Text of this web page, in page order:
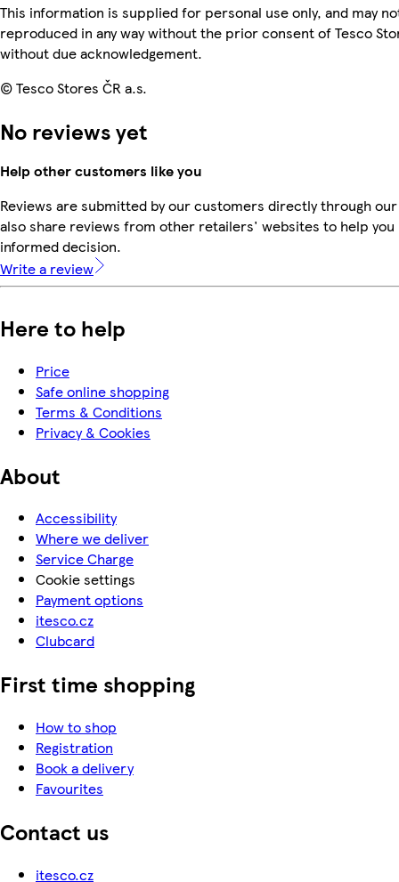
This information is supplied for personal use only, and may
reproduced in any way without the prior consent of Tesco
without due acknowledgement.
© Tesco Stores ČR a.s.
No reviews yet
Help other customers like you
Reviews are submitted by our customers directly through
also share reviews from other retailers' websites to help you
informed decision.
Write a review
Here to help
Price
Safe online shopping
Terms & Conditions
Privacy & Cookies
About
Accessibility
Where we deliver
Service Charge
Cookie settings
Payment options
itesco.cz
Clubcard
First time shopping
How to shop
Registration
Book a delivery
Favourites
Contact us
itesco.cz